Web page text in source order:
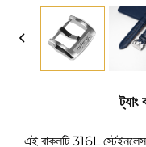
এই বাকলটি 316L স্টেইনলেস